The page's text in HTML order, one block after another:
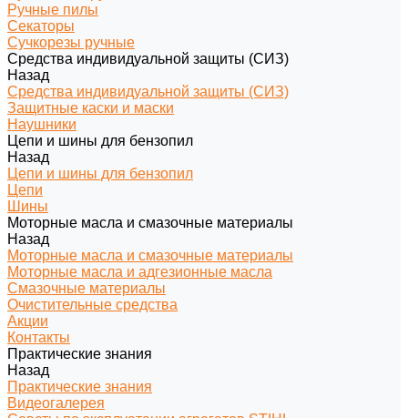
Ручные пилы
Секаторы
Сучкорезы ручные
Средства индивидуальной защиты (СИЗ)
Назад
Средства индивидуальной защиты (СИЗ)
Защитные каски и маски
Наушники
Цепи и шины для бензопил
Назад
Цепи и шины для бензопил
Цепи
Шины
Моторные масла и смазочные материалы
Назад
Моторные масла и смазочные материалы
Моторные масла и адгезионные масла
Смазочные материалы
Очистительные средства
Акции
Контакты
Практические знания
Назад
Практические знания
Видеогалерея